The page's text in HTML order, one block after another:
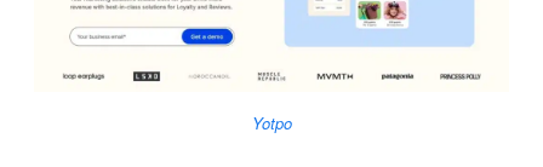
Yotpo